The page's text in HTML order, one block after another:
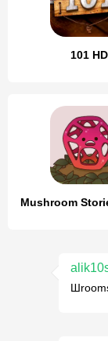
101 HD
Mushroom